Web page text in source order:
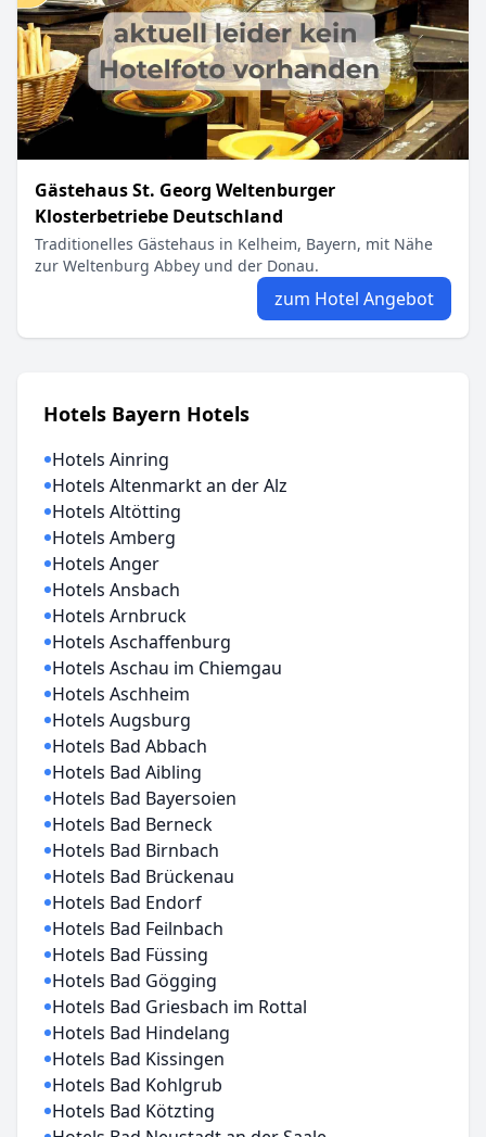
Gästehaus St. Georg Weltenburger
Klosterbetriebe Deutschland
Traditionelles Gästehaus in Kelheim, Bayern, mit Nähe
zur Weltenburg Abbey und der Donau.
zum Hotel Angebot
Hotels Bayern Hotels
Hotels Ainring
Hotels Altenmarkt an der Alz
Hotels Altötting
Hotels Amberg
Hotels Anger
Hotels Ansbach
Hotels Arnbruck
Hotels Aschaffenburg
Hotels Aschau im Chiemgau
Hotels Aschheim
Hotels Augsburg
Hotels Bad Abbach
Hotels Bad Aibling
Hotels Bad Bayersoien
Hotels Bad Berneck
Hotels Bad Birnbach
Hotels Bad Brückenau
Hotels Bad Endorf
Hotels Bad Feilnbach
Hotels Bad Füssing
Hotels Bad Gögging
Hotels Bad Griesbach im Rottal
Hotels Bad Hindelang
Hotels Bad Kissingen
Hotels Bad Kohlgrub
Hotels Bad Kötzting